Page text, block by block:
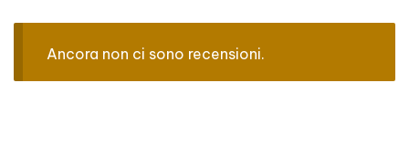
Ancora non ci sono recensioni.